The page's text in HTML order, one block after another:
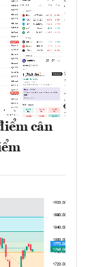
cân